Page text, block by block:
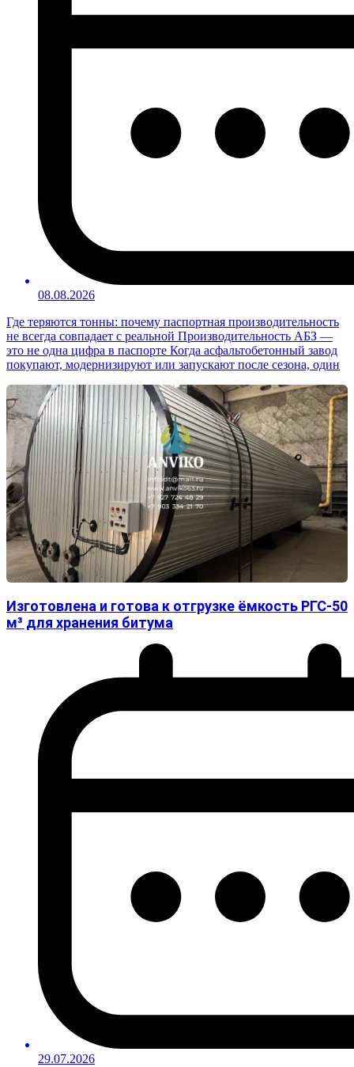
08.08.2026
Где теряются тонны: почему паспортная производительность
не всегда совпадает с реальной Производительность АБЗ —
это не одна цифра в паспорте Когда асфальтобетонный завод
покупают, модернизируют или запускают после сезона, один
Изготовлена и готова к отгрузке ёмкость РГС-50
м³ для хранения битума
29.07.2026